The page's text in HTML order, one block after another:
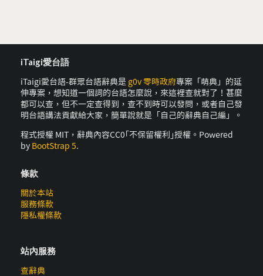
iTaigi愛台語
iTaigi愛台語-群眾台語辭典是 g0v 零時政府專案「萌典」的延
伸專案，想知道一個詞的台語怎麼說，來這裡查就對了！甚麼
都可以查，但不一定查得到，查不到時可以發問，或者自己發
明台語講法貢獻給大家，簡單說就是「自己的辭典自己編」。
程式授權 MIT，辭典內容CC0｢不保留權利｣授權。Powered
by BootStrap 5.
條款
關於本站
服務條款
隱私權條款
站內服務
查辭典